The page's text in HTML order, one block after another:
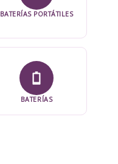
BATERÍAS PORTÁTILES
BATERÍAS